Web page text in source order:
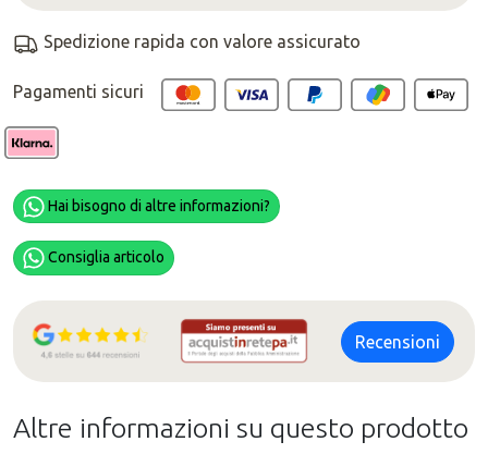
Spedizione rapida con valore assicurato
Pagamenti sicuri
Hai bisogno di altre informazioni?
Consiglia articolo
Recensioni
Altre informazioni su questo prodotto